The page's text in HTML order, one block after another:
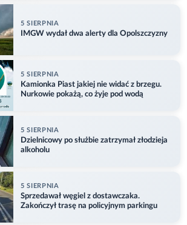
5 SIERPNIA
IMGW wydał dwa alerty dla Opolszczyzny
5 SIERPNIA
Kamionka Piast jakiej nie widać z brzegu.
Nurkowie pokażą, co żyje pod wodą
5 SIERPNIA
Dzielnicowy po służbie zatrzymał złodzieja
alkoholu
5 SIERPNIA
Sprzedawał węgiel z dostawczaka.
Zakończył trasę na policyjnym parkingu